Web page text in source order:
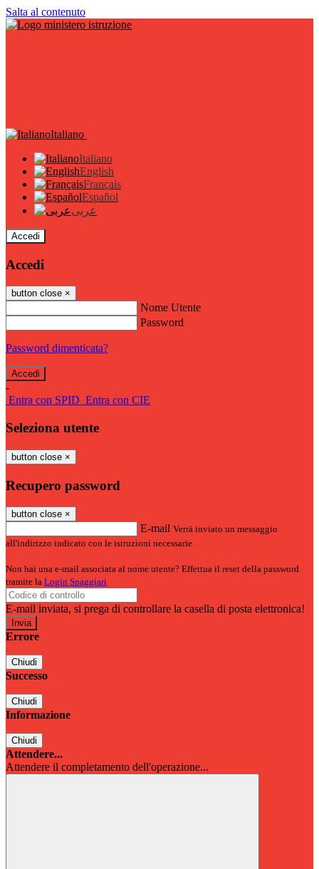
Salta al contenuto
Italiano
Italiano
English
Français
Español
عربى
Accedi
Accedi
button close ×
Nome Utente
Password
Password dimenticata?
-
Entra con SPID Entra con CIE
Seleziona utente
button close ×
Recupero password
button close ×
E-mail Verrà inviato un messaggio
all'indirizzo indicato con le istruzioni necessarie.
Non hai una e-mail associata al nome utente? Effettua il reset della password
tramite la Login Spaggiari
E-mail inviata, si prega di controllare la casella di posta elettronica!
Errore
Chiudi
Successo
Chiudi
Informazione
Chiudi
Attendere...
Attendere il completamento dell'operazione...